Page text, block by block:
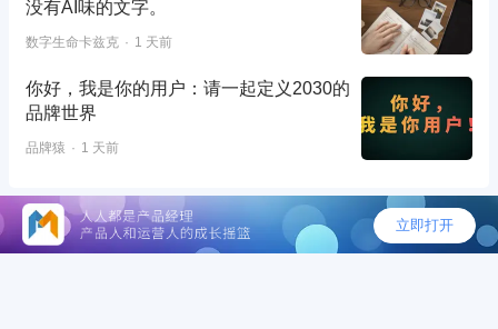
没有AI味的文字。
数字生命卡兹克 1 天前
你好，我是你的用户：请一起定义2030的
品牌世界
品牌猿 1 天前
©2026 - 人人都是产品经理